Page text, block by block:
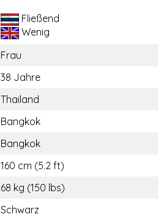
Fließend
Wenig
Frau
38 Jahre
Thailand
Bangkok
Bangkok
160 cm (5.2 ft)
68 kg (150 lbs)
Schwarz